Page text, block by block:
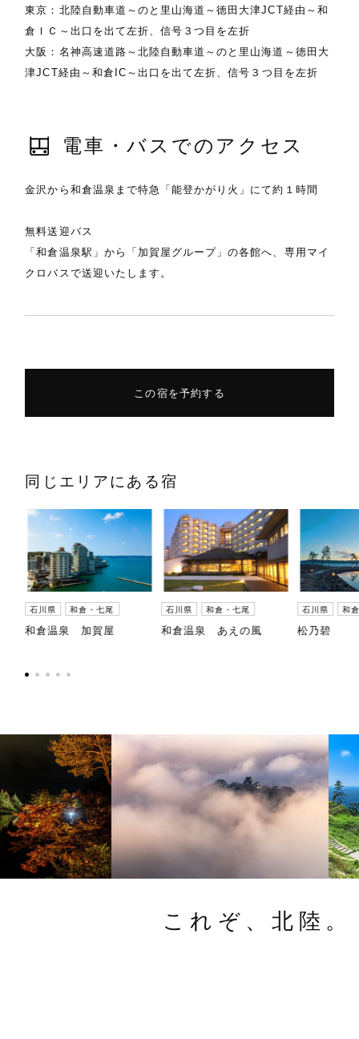
東京：北陸自動車道～のと里山海道～徳田大津JCT経由～和
倉ＩＣ～出口を出て左折、信号３つ目を左折
大阪：名神高速道路～北陸自動車道～のと里山海道～徳田大
津JCT経由～和倉IC～出口を出て左折、信号３つ目を左折
電車・バスでのアクセス
金沢から和倉温泉まで特急「能登かがり火」にて約１時間
無料送迎バス
「和倉温泉駅」から「加賀屋グループ」の各館へ、専用マイ
クロバスで送迎いたします。
この宿を予約する
同じエリアにある宿
石川県 和倉・七尾
和倉温泉 加賀屋
石川県 和倉・七尾
和倉温泉 あえの風
石川県 和
松乃碧
これぞ、北陸。